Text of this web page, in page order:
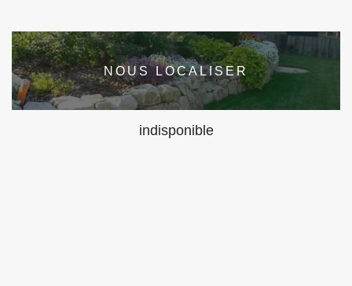
NOUS LOCALISER
indisponible